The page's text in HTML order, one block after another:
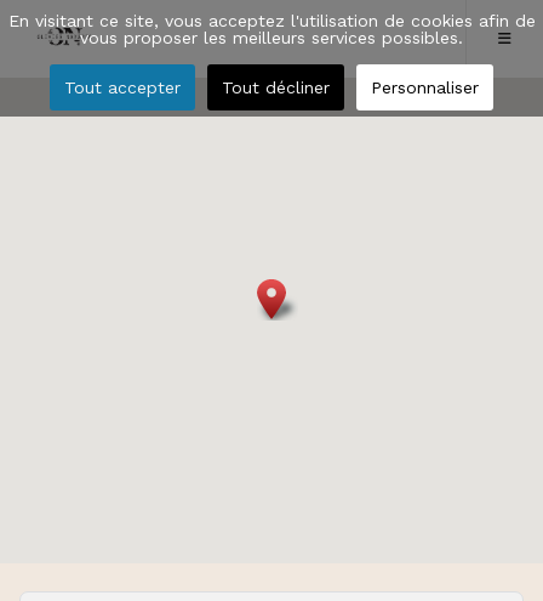
En visitant ce site, vous acceptez l'utilisation de cookies afin de
vous proposer les meilleurs services possibles.
Tout accepter Tout décliner Personnaliser